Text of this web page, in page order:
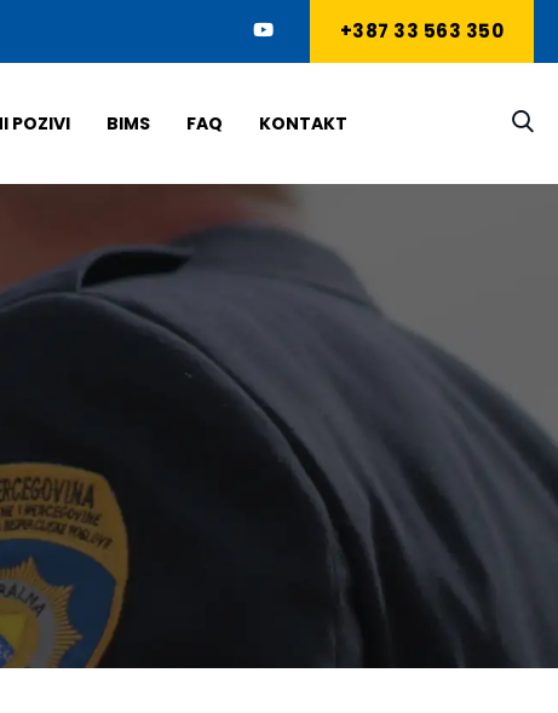
+387 33 563 350
POZIVI BIMS FAQ KONTAKT